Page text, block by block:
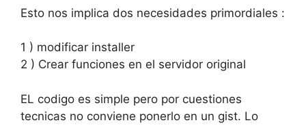
Esto nos implica dos necesidades primordiales :
1 ) modificar installer
2 ) Crear funciones en el servidor original
EL codigo es simple pero por cuestiones
tecnicas no conviene ponerlo en un gist. Lo